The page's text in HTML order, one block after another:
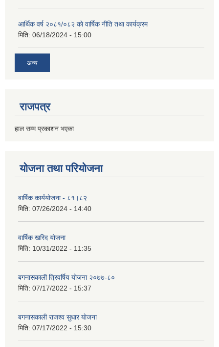
आर्थिक वर्ष २०८१/०८२ काे वार्षिक नीति तथा कार्यक्रम
मिति: 06/18/2024 - 15:00
अन्य
राजपत्र
हाल सम्म प्रकाशन भएका
योजना तथा परियोजना
बार्षिक कार्ययोजना - ८१।८२
मिति: 07/26/2024 - 14:40
वार्षिक खरिद योजना
मिति: 10/31/2022 - 11:35
बगनासकाली त्रिवर्षिय याेजना २०७७-८०
मिति: 07/17/2022 - 15:37
बगनासकाली राजश्व सुधार याेजना
मिति: 07/17/2022 - 15:30